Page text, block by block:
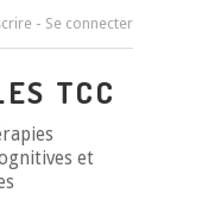
- Se connecter
TCC
et